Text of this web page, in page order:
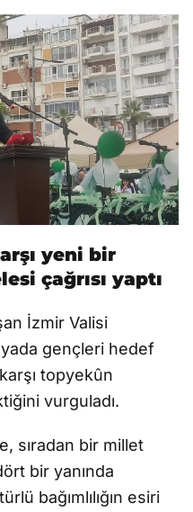
yeni bir
çağrısı yaptı
İzmir Valisi
gençleri hedef
karşı topyekûn
vurguladı.
sıradan bir millet
bir yanında
bağımlılığın esiri